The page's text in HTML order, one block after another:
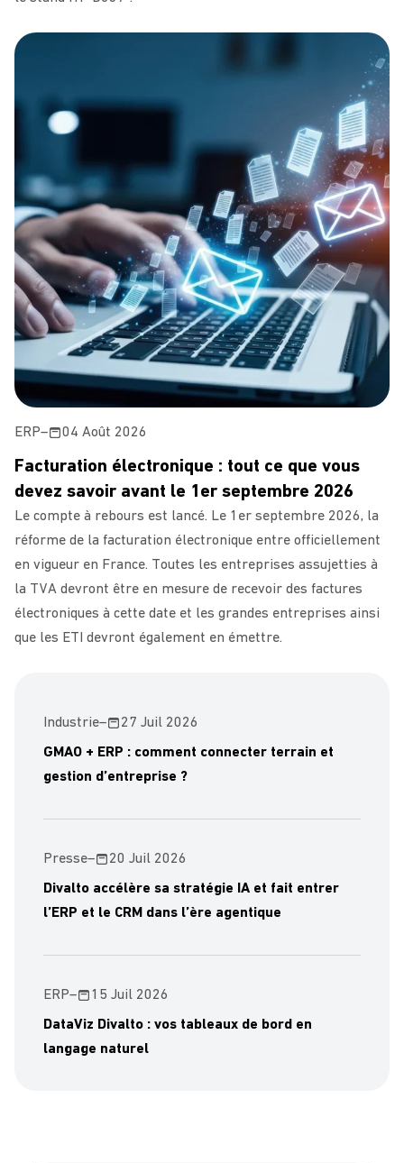
ERP– 04 Août 2026
Facturation électronique : tout ce que vous
devez savoir avant le 1er septembre 2026
Le compte à rebours est lancé. Le 1er septembre 2026, la
réforme de la facturation électronique entre officiellement
en vigueur en France. Toutes les entreprises assujetties à
la TVA devront être en mesure de recevoir des factures
électroniques à cette date et les grandes entreprises ainsi
que les ETI devront également en émettre.
Industrie– 27 Juil 2026
GMAO + ERP : comment connecter terrain et
gestion d’entreprise ?
Presse– 20 Juil 2026
Divalto accélère sa stratégie IA et fait entrer
l’ERP et le CRM dans l’ère agentique
ERP– 15 Juil 2026
DataViz Divalto : vos tableaux de bord en
langage naturel